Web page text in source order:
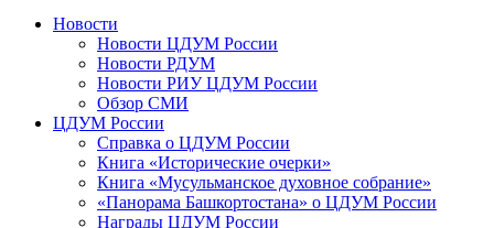
Новости
Новости ЦДУМ России
Новости РДУМ
Новости РИУ ЦДУМ России
Обзор СМИ
ЦДУМ России
Справка о ЦДУМ России
Книга «Исторические очерки»
Книга «Мусульманское духовное собрание»
«Панорама Башкортостана» о ЦДУМ России
Награды ЦДУМ России